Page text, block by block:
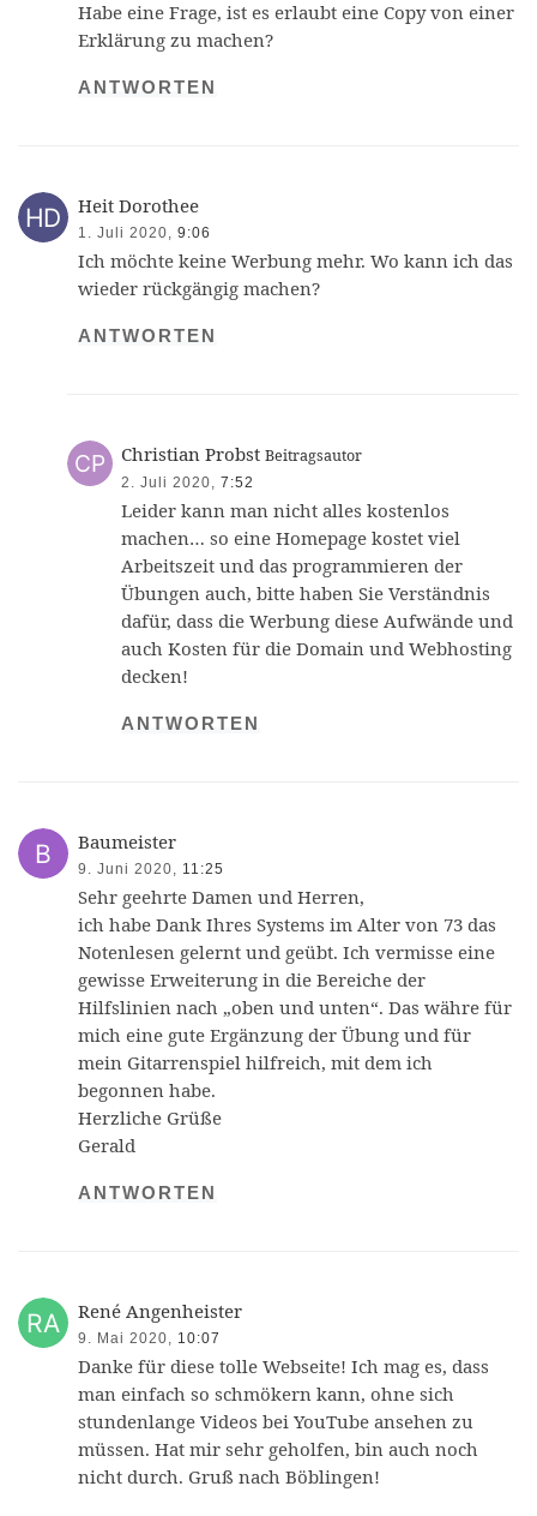
Habe eine Frage, ist es erlaubt eine Copy von einer
Erklärung zu machen?
ANTWORTEN
Heit Dorothee
1. Juli 2020, 9:06
Ich möchte keine Werbung mehr. Wo kann ich das
wieder rückgängig machen?
ANTWORTEN
Christian Probst Beitragsautor
2. Juli 2020, 7:52
Leider kann man nicht alles kostenlos
machen… so eine Homepage kostet viel
Arbeitszeit und das programmieren der
Übungen auch, bitte haben Sie Verständnis
dafür, dass die Werbung diese Aufwände und
auch Kosten für die Domain und Webhosting
decken!
ANTWORTEN
Baumeister
9. Juni 2020, 11:25
Sehr geehrte Damen und Herren,
ich habe Dank Ihres Systems im Alter von 73 das
Notenlesen gelernt und geübt. Ich vermisse eine
gewisse Erweiterung in die Bereiche der
Hilfslinien nach „oben und unten“. Das währe für
mich eine gute Ergänzung der Übung und für
mein Gitarrenspiel hilfreich, mit dem ich
begonnen habe.
Herzliche Grüße
Gerald
ANTWORTEN
René Angenheister
9. Mai 2020, 10:07
Danke für diese tolle Webseite! Ich mag es, dass
man einfach so schmökern kann, ohne sich
stundenlange Videos bei YouTube ansehen zu
müssen. Hat mir sehr geholfen, bin auch noch
nicht durch. Gruß nach Böblingen!